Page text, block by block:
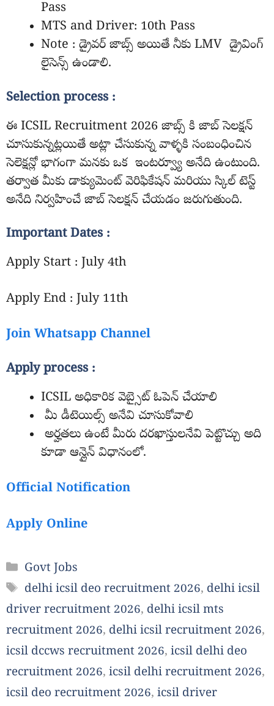
Pass
MTS and Driver: 10th Pass
Note : డ్రైవర్ జాబ్స్ అయితే నీకు LMV డ్రైవింగ్
లైసెన్స్ ఉండాలి.
Selection process :
ఈ ICSIL Recruitment 2026 జాబ్స్ కి జాబ్ సెలక్షన్
చూసుకున్నట్లయితే అట్లా చేసుకున్న వాళ్ళకి సంబంధించిన
సెలెక్షన్లో భాగంగా మనకు ఒక ఇంటర్వ్యూ అనేది ఉంటుంది.
తర్వాత మీకు డాక్యుమెంట్ వెరిఫికేషన్ మరియు స్కిల్ టెస్ట్
అనేది నిర్వహించే జాబ్ సెలక్షన్ చేయడం జరుగుతుంది.
Important Dates :
Apply Start : July 4th
Apply End : July 11th
Join Whatsapp Channel
Apply process :
ICSIL అధికారిక వెబ్సైట్ ఓపెన్ చేయాలి
మీ డీటెయిల్స్ అనేవి చూసుకోవాలి
అర్హతలు ఉంటే మీరు దరఖాస్తులనేవి పెట్టొచ్చు అది
కూడా ఆన్లైన్ విధానంలో.
Official Notification
Apply Online
Categories
Govt Jobs
Tags
delhi icsil deo recruitment 2026, delhi icsil
driver recruitment 2026, delhi icsil mts
recruitment 2026, delhi icsil recruitment 2026,
icsil dccws recruitment 2026, icsil delhi deo
recruitment 2026, icsil delhi recruitment 2026,
icsil deo recruitment 2026, icsil driver